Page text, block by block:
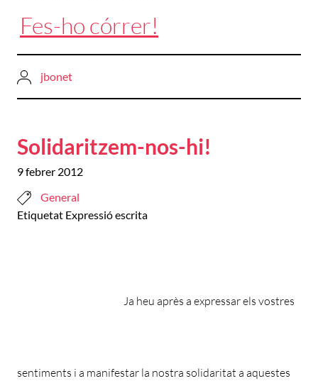
Fes-ho córrer!
jbonet
Solidaritzem-nos-hi!
9 febrer 2012
General
Etiquetat Expressió escrita
Ja heu après a expressar els vostres
sentiments i a manifestar la nostra solidaritat a aquestes